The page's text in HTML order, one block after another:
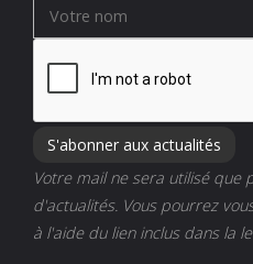
Votre mail ne sera utilisé que
d'actualités. Vous pourrez
à l'aide du lien inclus dans la